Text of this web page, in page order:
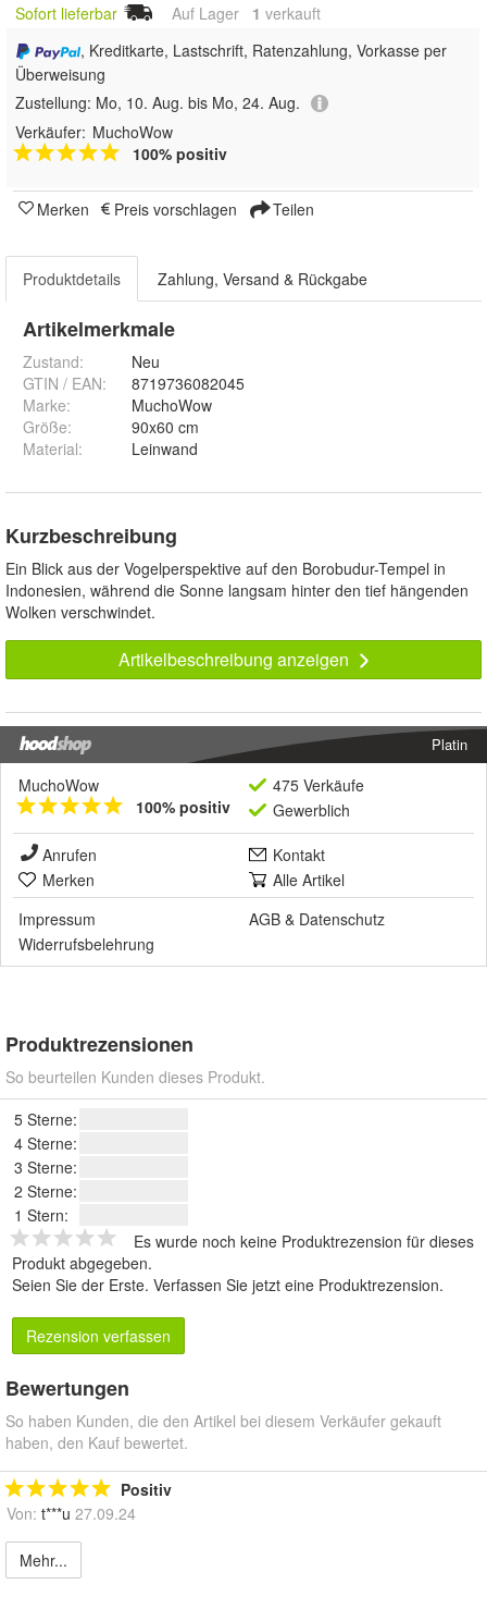
Sofort lieferbar Auf Lager 1 verkauft
, Kreditkarte, Lastschrift, Ratenzahlung, Vorkasse per
Überweisung
Zustellung: Mo, 10. Aug. bis Mo, 24. Aug.
Verkäufer: MuchoWow
100% positiv
Merken Preis vorschlagen Teilen
Produktdetails Zahlung, Versand & Rückgabe
Artikelmerkmale
Zustand:
Neu
GTIN / EAN:
8719736082045
Marke:
MuchoWow
Größe:
90x60 cm
Material: Leinwand
Kurzbeschreibung
Ein Blick aus der Vogelperspektive auf den Borobudur-Tempel in
Indonesien, während die Sonne langsam hinter den tief hängenden
Wolken verschwindet.
Artikelbeschreibung anzeigen
Platin
MuchoWow
100% positiv
475 Verkäufe
Gewerblich
Anrufen
Kontakt
Merken
Alle Artikel
Impressum
AGB & Datenschutz
Widerrufsbelehrung
Produktrezensionen
So beurteilen Kunden dieses Produkt.
5 Sterne:
4 Sterne:
3 Sterne:
2 Sterne:
1 Stern:
Es wurde noch keine Produktrezension für dieses
Produkt abgegeben.
Seien Sie der Erste. Verfassen Sie jetzt eine Produktrezension.
Rezension verfassen
Bewertungen
So haben Kunden, die den Artikel bei diesem Verkäufer gekauft
haben, den Kauf bewertet.
Positiv
Von: t***u 27.09.24
Mehr...